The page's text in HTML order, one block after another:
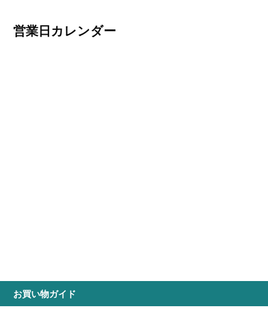
営業日カレンダー
お買い物ガイド